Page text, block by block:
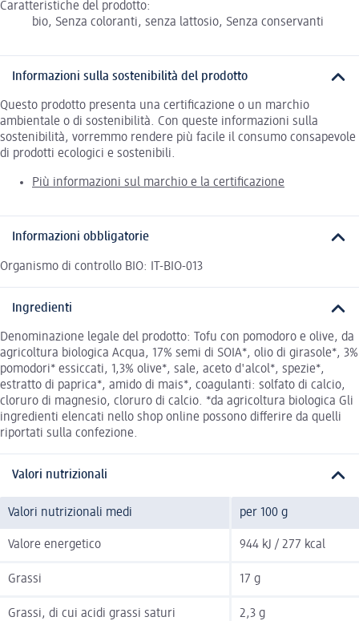
Caratteristiche del prodotto:
bio, Senza coloranti, senza lattosio, Senza conservanti
Informazioni sulla sostenibilità del prodotto
Questo prodotto presenta una certificazione o un marchio
ambientale o di sostenibilità. Con queste informazioni sulla
sostenibilità, vorremmo rendere più facile il consumo consapevole
di prodotti ecologici e sostenibili.
Più informazioni sul marchio e la certificazione
Informazioni obbligatorie
Organismo di controllo BIO: IT-BIO-013
Ingredienti
Denominazione legale del prodotto: Tofu con pomodoro e olive, da
agricoltura biologica Acqua, 17% semi di SOIA*, olio di girasole*, 3%
pomodori* essiccati, 1,3% olive*, sale, aceto d'alcol*, spezie*,
estratto di paprica*, amido di mais*, coagulanti: solfato di calcio,
cloruro di magnesio, cloruro di calcio. *da agricoltura biologica Gli
ingredienti elencati nello shop online possono differire da quelli
riportati sulla confezione.
Valori nutrizionali
Valori nutrizionali medi per 100 g
Valore energetico 944 kJ / 277 kcal
Grassi 17 g
Grassi, di cui acidi grassi saturi 2,3 g